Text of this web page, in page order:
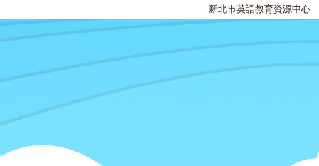
新北市英語教育資源中心